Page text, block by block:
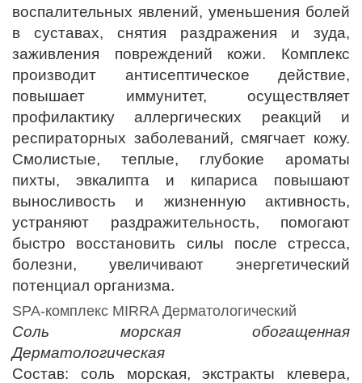
воспалительных явлений, уменьшения болей
в суставах, снятия раздражения и зуда,
заживления повреждений кожи. Комплекс
производит антисептическое действие,
повышает иммунитет, осуществляет
профилактику аллергических реакций и
респираторных заболеваний, смягчает кожу.
Смолистые, теплые, глубокие ароматы
пихты, эвкалипта и кипариса повышают
выносливость и жизненную активность,
устраняют раздражительность, помогают
быстро восстановить силы после стресса,
болезни, увеличивают энергетический
потенциал организма.
SPA-комплекс MIRRA Дерматологический
Соль морская обогащенная
Дерматологическая
Состав: соль морская, экстракты клевера,